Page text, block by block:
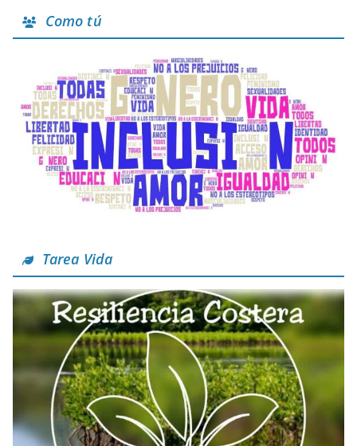
Como tú
Tarea Vida